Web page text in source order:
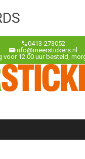
0413-273052
info@meerstickers.nl
voor 12.00 uur besteld,